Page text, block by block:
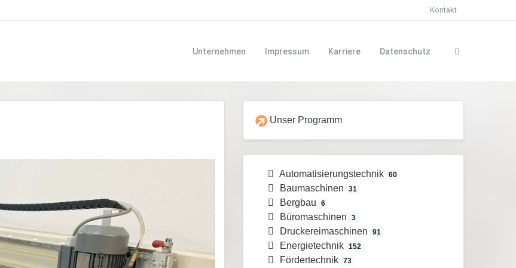
Kontakt
Unternehmen Impressum Karriere Datenschutz
Unser Programm
Automatisierungstechnik 60
Baumaschinen 31
Bergbau 6
Büromaschinen 3
Druckereimaschinen 91
Energietechnik 152
Fördertechnik 73